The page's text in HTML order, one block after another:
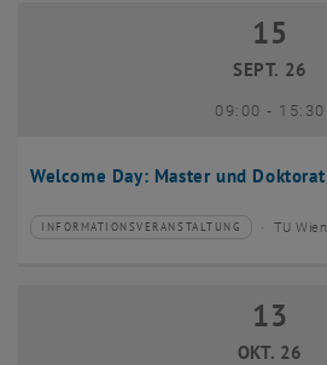
Welcome Day: Master und Doktorat
15 September
15
SEPT. 26
09:00- bis
15:30
Veranstaltungstyp:
INFORMATIONSVERANSTALTUNG
Veranstaltungsort: TU
13 Oktober 2026
13
OKT. 26